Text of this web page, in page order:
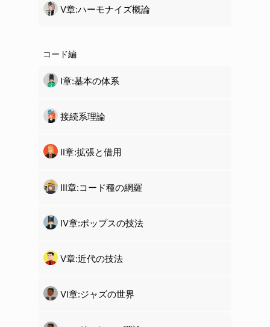
Ⅴ章:ハーモナイズ概論
コード編
Ⅰ章:基本の体系
接続系理論
Ⅱ章:拡張と借用
Ⅲ章:コード種の網羅
Ⅳ章:ポップスの技法
Ⅴ章:近代の技法
Ⅵ章:ジャズの世界